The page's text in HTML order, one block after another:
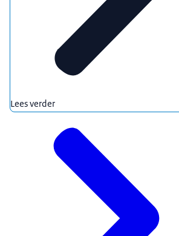
Lees verder